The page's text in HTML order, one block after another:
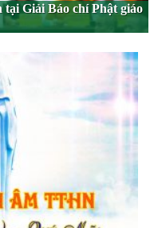
tại Giải Báo chí Phật giáo